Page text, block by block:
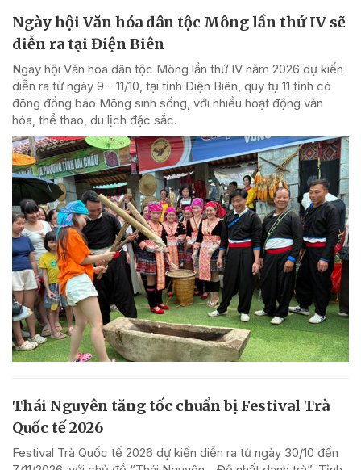
Ngày hội Văn hóa dân tộc Mông lần thứ IV sẽ
diễn ra tại Điện Biên
Ngày hội Văn hóa dân tộc Mông lần thứ IV năm 2026 dự kiến
diễn ra từ ngày 9 - 11/10, tại tỉnh Điện Biên, quy tụ 11 tỉnh có
đông đồng bào Mông sinh sống, với nhiều hoạt động văn
hóa, thể thao, du lịch đặc sắc.
Thái Nguyên tăng tốc chuẩn bị Festival Trà
Quốc tế 2026
Festival Trà Quốc tế 2026 dự kiến diễn ra từ ngày 30/10 đến